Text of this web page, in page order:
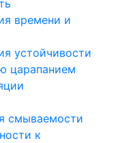
времени и
устойчивости
царапанием
смываемости
к